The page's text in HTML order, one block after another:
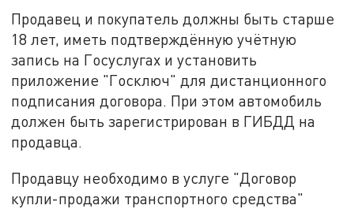
Продавец и покупатель должны быть старше
18 лет, иметь подтверждённую учётную
запись на Госуслугах и установить
приложение "Госключ" для дистанционного
подписания договора. При этом автомобиль
должен быть зарегистрирован в ГИБДД на
продавца.
Продавцу необходимо в услуге "Договор
купли-продажи транспортного средства"